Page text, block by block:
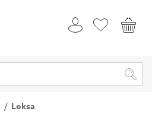
/ Loksa